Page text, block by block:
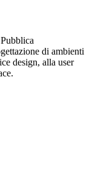
di ambienti
design, alla user